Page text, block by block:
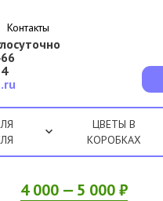
Контакты
ЦВЕТЫ В
КОРОБКАХ
4 000 — 5 000 ₽